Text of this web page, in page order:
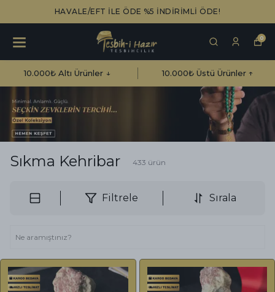
HAVALE/EFT İLE ÖDE %5 İNDİRİMLİ ÖDE!
0
10.000₺ Altı Ürünler ↓ 10.000₺ Üstü Ürünler ↑
Sıkma Kehribar 433 ürün
Filtrele Sırala